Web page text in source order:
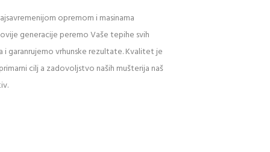
opremom i masinama
generacije peremo Vaše tepihe svih
i garanrujemo vrhunske rezultate. Kvalitet je
cilj a zadovoljstvo naših mušterija naš